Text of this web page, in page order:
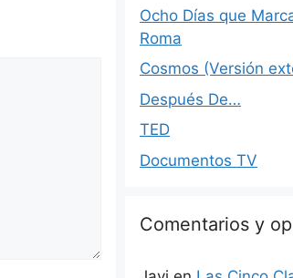
Ocho Días que
Roma
Cosmos (Versión
Después De…
TED
Documentos TV
Comentarios y